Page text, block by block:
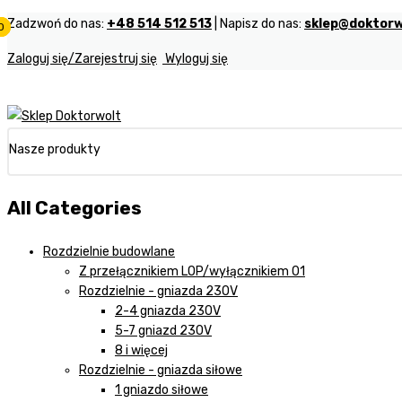
Zadzwoń do nas: +48 514 512 513 | Napisz do nas:
Zaloguj się/Zarejestruj się Wyloguj się
Nasze produkty
All Categories
Rozdzielnie budowlane
Z przełącznikiem LOP/wyłącznikiem 01
Rozdzielnie - gniazda 230V
2-4 gniazda 230V
5-7 gniazd 230V
8 i więcej
Rozdzielnie - gniazda siłowe
1 gniazdo siłowe